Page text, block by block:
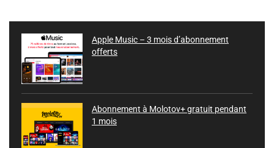
Apple Music – 3 mois d’abonnement
offerts
Abonnement à Molotov+ gratuit pendant
1 mois